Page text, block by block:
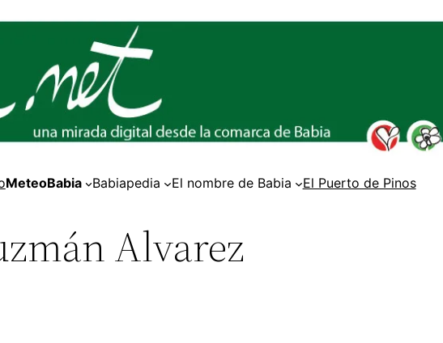
MeteoBabia Babiapedia El nombre de Babia El Puerto de Pinos
Alvarez